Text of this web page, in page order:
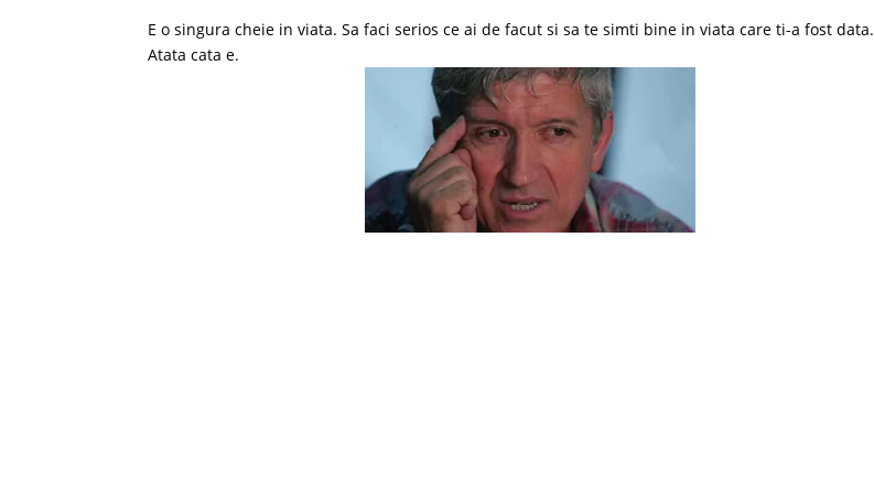
E o singura cheie in viata. Sa faci serios ce ai de facut si sa te simti bine in viata care ti-a fost data.
Atata cata e.